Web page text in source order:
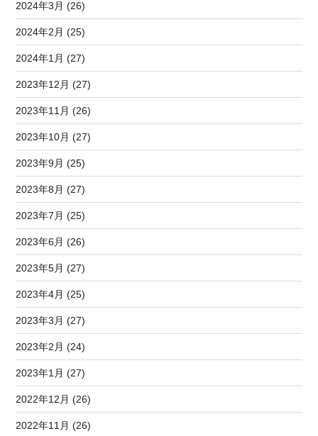
2024年3月 (26)
2024年2月 (25)
2024年1月 (27)
2023年12月 (27)
2023年11月 (26)
2023年10月 (27)
2023年9月 (25)
2023年8月 (27)
2023年7月 (25)
2023年6月 (26)
2023年5月 (27)
2023年4月 (25)
2023年3月 (27)
2023年2月 (24)
2023年1月 (27)
2022年12月 (26)
2022年11月 (26)